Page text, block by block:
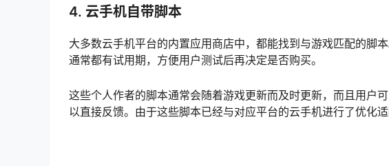
4. 云手机自带脚本
大多数云手机平台的内置应用商店中，都能找到与游戏匹配的脚
通常都有试用期，方便用户测试后再决定是否购买。
这些个人作者的脚本通常会随着游戏更新而及时更新，而且用户
以直接反馈。由于这些脚本已经与对应平台的云手机进行了优化